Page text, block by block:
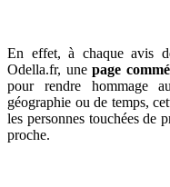
En effet, à chaque avis
Odella.fr, unepage
pour rendre hommage
géographie ou de temps,
les personnes touchées de
proche.